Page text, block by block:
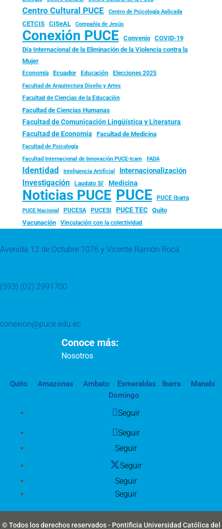
Centro Cultural PUCE Centro de Psicología Aplicada
CETCIS CISeAL Compañía de Jesús
Conexión PUCE Convenio
COVID-19
Día Internacional de la Eliminación de la Violencia contra la
Mujer
Economía Ecuador Educación Elecciones 2025
Facultad de Arquitectura Diseño y Artes
Facultad de Ciencias de la Educación
Facultad de Ciencias Humanas
Facultad de Comunicación Lingüística y Literatura
Facultad de Economía Facultad de Medicina
Facultad de Psicología
Facultad Internacional de Innovación PUCE-Icam FADA
Identidad Inteligencia Artificial Internacionalización
Investigación Laudato Si’ Medicina
Noticias PUCE PUCE PUCE Ibarra
PUCE Nacional PUCESA PUCESI PUCE TEC
Quito
Vacunación
Vinculación con la colectividad
Avenida 12 de Octubre 1076 y Vicente Ramón Roca
(593) (02) 2991700
conexion@puce.edu.ec
Conoce más:
Nosotros
Quito Amazonas Ambato Esmeraldas Ibarra
Manabí
Domingo
Seguir
Seguir
Seguir
Seguir
Seguir
Seguir
© Todos los derechos reservados - Pontificia Universidad Católica del